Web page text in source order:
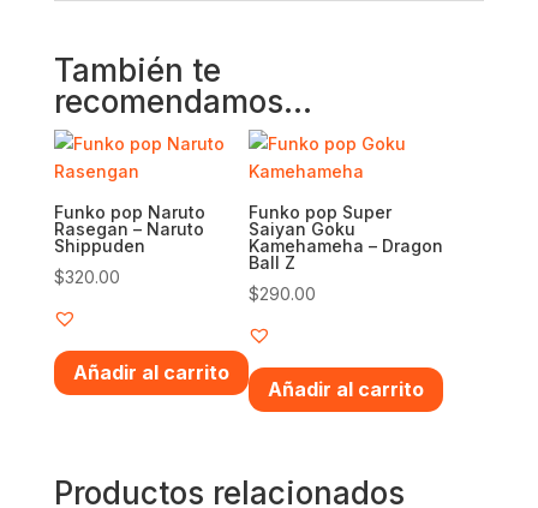
También te
recomendamos…
Funko pop Naruto
Rasegan – Naruto
Shippuden
$320.00
Añadir al carrito
Funko pop Super
Saiyan Goku
Kamehameha – Dragon
Ball Z
$290.00
Añadir al carrito
Productos relacionados